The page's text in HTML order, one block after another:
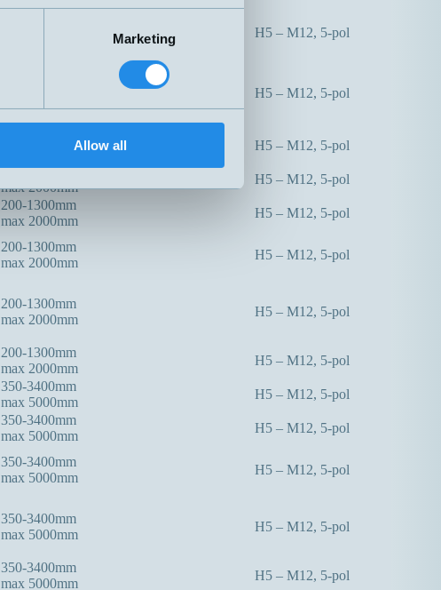
Marketing
Allow all
H5 – M12, 5-pol
65-350mm
H5 – M12, 5-pol
H5 – M12, 5-pol
200-1300mm
max 2000mm
H5 – M12, 5-pol
200-1300mm
max 2000mm
H5 – M12, 5-pol
200-1300mm
max 2000mm
H5 – M12, 5-pol
200-1300mm
max 2000mm
H5 – M12, 5-pol
200-1300mm
max 2000mm
H5 – M12, 5-pol
350-3400mm
max 5000mm
H5 – M12, 5-pol
350-3400mm
max 5000mm
H5 – M12, 5-pol
350-3400mm
max 5000mm
H5 – M12, 5-pol
350-3400mm
max 5000mm
H5 – M12, 5-pol
350-3400mm
max 5000mm
H5 – M12, 5-pol